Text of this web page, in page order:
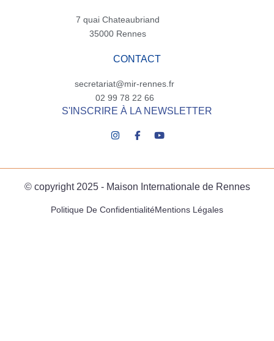
7 quai Chateaubriand
35000 Rennes
CONTACT
secretariat@mir-rennes.fr
02 99 78 22 66
S'INSCRIRE À LA NEWSLETTER
© copyright 2025 - Maison Internationale de Rennes
Politique De ConfidentialitéMentions Légales